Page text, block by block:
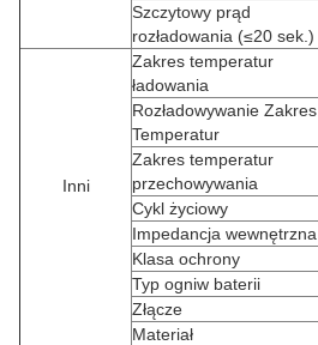
Szczytowy prąd
rozładowania (≤20 sek.)
Inni
Zakres temperatur
ładowania
Rozładowywanie Zakres
Temperatur
Zakres temperatur
przechowywania
Cykl życiowy
Impedancja wewnętrzna
Klasa ochrony
Typ ogniw baterii
Złącze
Materiał